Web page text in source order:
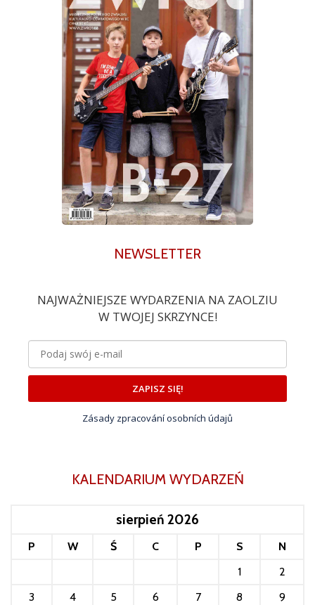
NEWSLETTER
NAJWAŻNIEJSZE WYDARZENIA NA ZAOLZIU
W TWOJEJ SKRZYNCE!
ZAPISZ SIĘ!
Zásady zpracování osobních údajů
KALENDARIUM WYDARZEŃ
sierpień 2026
P W Ś C P S
N
1
2
3
4 5 6 7 8
9